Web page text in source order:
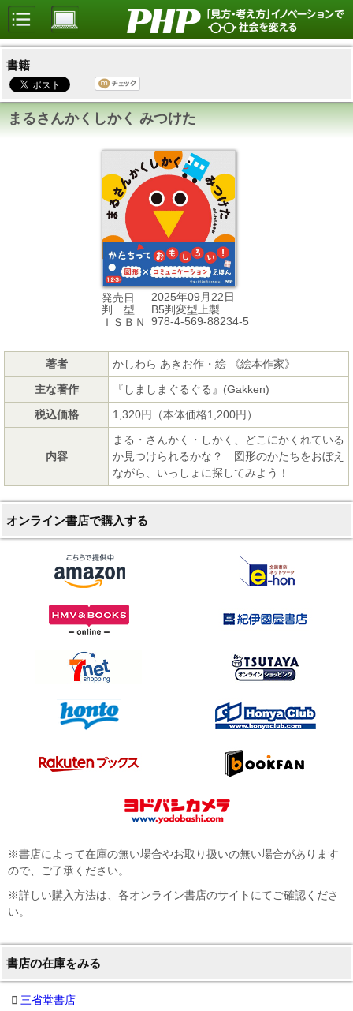
書籍
まるさんかくしかく みつけた
発売日
2025年09月22日
判 型
B5判変型上製
ＩＳＢＮ
978-4-569-88234-5
著者
かしわら あきお作・絵 《絵本作家》
主な著作
『しましまぐるぐる』(Gakken)
税込価格
1,320円（本体価格1,200円）
内容
まる・さんかく・しかく、どこにかくれている
か見つけられるかな？ 図形のかたちをおぼえ
ながら、いっしょに探してみよう！
オンライン書店で購入する
※書店によって在庫の無い場合やお取り扱いの無い場合があります
ので、ご了承ください。
※詳しい購入方法は、各オンライン書店のサイトにてご確認くださ
い。
書店の在庫をみる
三省堂書店